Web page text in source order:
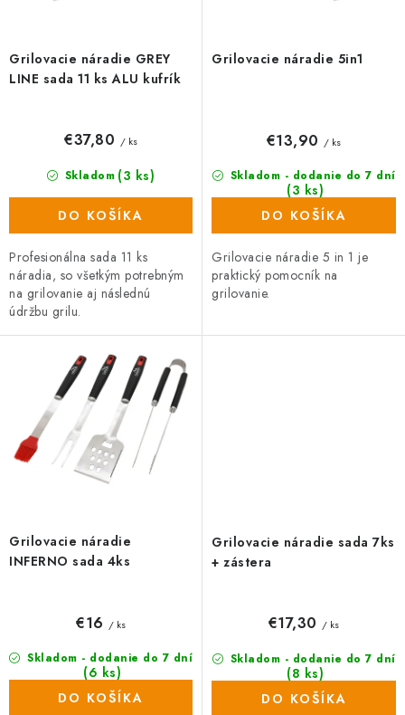
v
Grilovacie náradie GREY
LINE sada 11 ks ALU kufrík
Skladom (3 ks)
€37,80 / ks
DO KOŠÍKA
Profesionálna sada 11 ks
náradia, so všetkým potrebným
na grilovanie aj následnú
údržbu grilu.
Grilovacie náradie 5in1
Skladom - dodanie do 7 dní
(3 ks)
€13,90 / ks
DO KOŠÍKA
Grilovacie náradie 5 in 1 je
praktický pomocník na
grilovanie.
Grilovacie náradie
INFERNO sada 4ks
Skladom - dodanie do 7 dní
(6 ks)
€16 / ks
DO KOŠÍKA
Grilovacie náradie sada 7ks
+ zástera
Skladom - dodanie do 7 dní
(8 ks)
€17,30 / ks
DO KOŠÍKA